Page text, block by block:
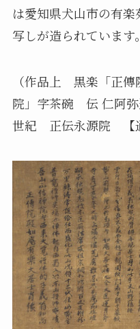
は愛知県犬山市の有
写しが造られています。
（作品上 黒楽「正
院」字茶碗 伝 仁阿
世紀 正伝永源院 【